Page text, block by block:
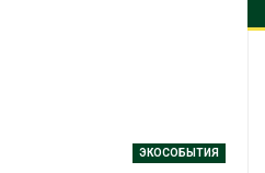
ЭКОСОБЫТИЯ